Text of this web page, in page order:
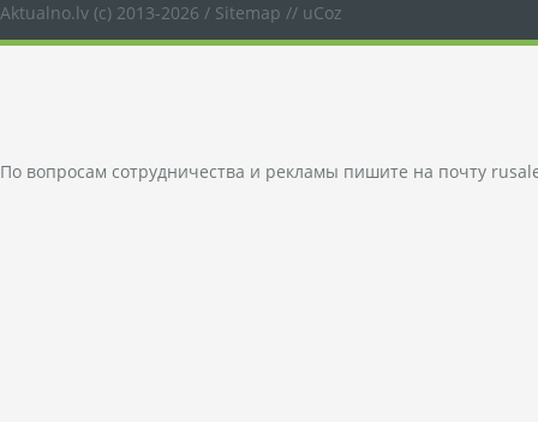
Aktualno.lv (c) 2013-2026 / Sitemap // uCoz
По вопросам сотрудничества и рекламы пишите на почту